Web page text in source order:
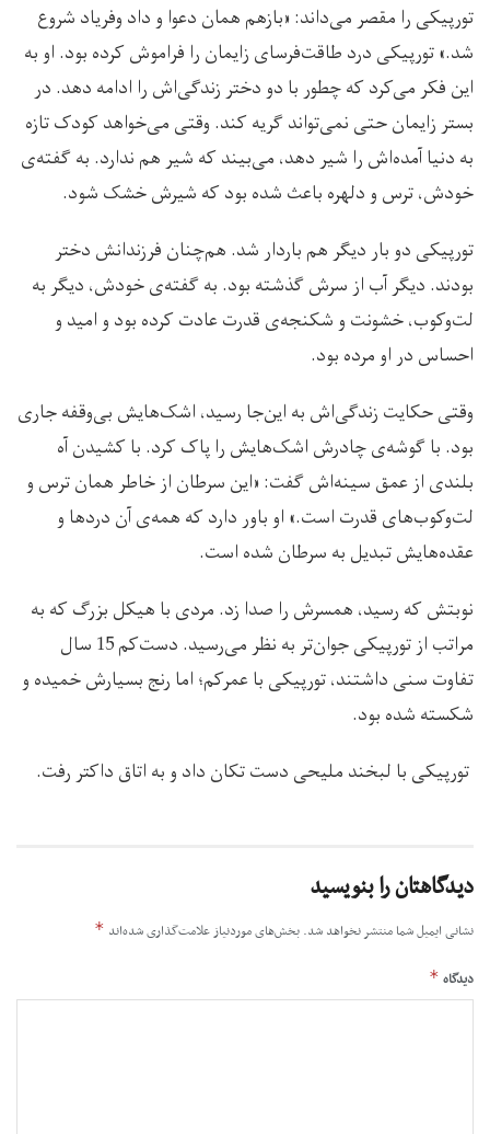
تورپیکی را مقصر می‌داند: «بازهم همان دعوا و داد وفریاد شروع
شد.» تورپیکی درد طاقت‌فرسای زایمان را فراموش کرده بود. او به
این فکر می‌کرد که چطور با دو دختر زندگی‌اش را ادامه دهد. در
بستر زایمان حتی نمی‌تواند گریه کند. وقتی می‌خواهد کودک تازه
به دنیا آمده‌اش را شیر دهد، می‌بیند که شیر هم ندارد. به گفته‌ی
خودش، ترس و دلهره باعث شده بود که شيرش خشک شود.
تورپیکی دو بار دیگر هم باردار شد. هم‌چنان فرزندانش دختر
بودند. دیگر آب از سرش گذشته بود. به گفته‌ی خودش، دیگر به
لت‌وکوب، خشونت و شکنجه‌ی قدرت عادت کرده بود و امید و
احساس در او مرده بود.
وقتی حکایت زندگی‌اش به این‌جا رسید، اشک‌هایش بی‌وقفه جاری
بود. با گوشه‌ی چادرش اشک‌هایش را پاک کرد. با کشیدن آه
بلندی از عمق سینه‌اش گفت: «این سرطان از خاطر همان ترس و
لت‌وکوب‌های قدرت است.» او باور دارد که همه‌ی آن دردها و
عقده‌هایش تبدیل به سرطان شده است.
نوبتش که رسید، همسرش را صدا زد. مردی با هیکل بزرگ که به
مراتب از تورپیکی جوان‌تر به نظر می‌رسید. دست‌کم 15 سال
تفاوت سنی داشتند، تورپیکی با عمرکم؛ اما رنج بسیارش خمیده و
شکسته شده بود.
تورپیکی با لبخند ملیحی دست تکان داد و به اتاق داکتر رفت.
دیدگاهتان را بنویسید
نشانی ایمیل شما منتشر نخواهد شد. بخش‌های موردنیاز علامت‌گذاری شده‌اند *
دیدگاه *